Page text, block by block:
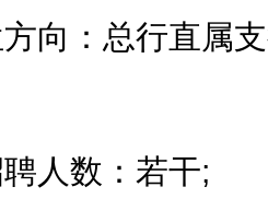
：总行直属支
数：若干;